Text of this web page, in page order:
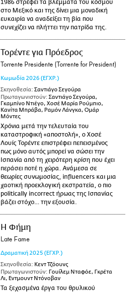
1986 στρέφει τα βλέμματα του κόσμου
στο Μεξικό και της δίνει μια μοναδική
ευκαιρία να αναδείξει τη βία που
συνεχίζει να πλήττει την πατρίδα της.
Τορέντε για Πρόεδρος
Torrente Presidente (Torrente for President)
Κωμωδία 2026 (ΕΓΧΡ.)
Σκηνοθεσία: Σαντιάγο Σεγούρα
Πρωταγωνιστούν: Σαντιάγο Σεγούρα,
Γκαμπίνο Ντιέγο, Χοσέ Μαρία Ρούμπιο,
Κανίτα Μπράβα, Ραμόν Λάνγκα, Ομάρ
Μόντες
Χρόνια μετά την τελευταία του
καταστροφική «αποστολή», ο Χοσέ
Λουίς Τορέντε επιστρέφει πεπεισμένος
πως μόνο αυτός μπορεί να σώσει την
Ισπανία από τη χειρότερη κρίση που έχει
περάσει ποτέ η χώρα. Ανάμεσα σε
θεωρίες συνωμοσίας, influencers και μια
χαοτική προεκλογική εκστρατεία, ο πιο
politically incorrect ήρωας της Ισπανίας
βάζει στόχο… την εξουσία.
Η Φήμη
Late Fame
Δραματική 2025 (ΕΓΧΡ.)
Σκηνοθεσία: Κεντ Τζόουνς
Πρωταγωνιστούν: Γουίλεμ Νταφόε, Γκρέτα
Λι, Εντμουντ Ντόνοβαν
Τα ξεχασμένα έργα του θρυλικού